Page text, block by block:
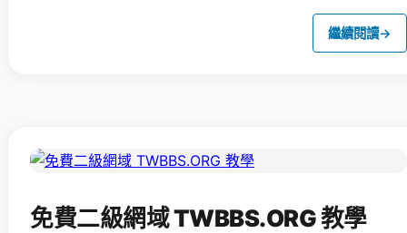
繼續閱讀→
免費二級網域 TWBBS.ORG 教學